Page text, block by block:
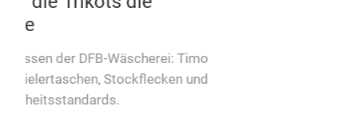
In Elsloo (NL) steht eine der modernsten,
mitarbeiter- und umweltfreundlichsten
Krankenhauswäschereien Europas.